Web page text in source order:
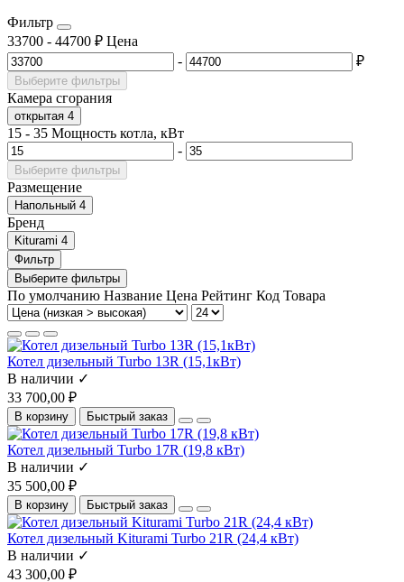
Фильтр
33700 - 44700 ₽ Цена
-
₽
Выберите фильтры
Камера сгорания
открытая 4
15 - 35 Мощность котла, кВт
-
Выберите фильтры
Размещение
Напольный 4
Бренд
Kiturami 4
Фильтр
Выберите фильтры
По умолчанию Название Цена Рейтинг Код Товара
Котел дизельный Turbo 13R (15,1кВт)
В наличии ✓
33 700,00 ₽
В корзину Быстрый заказ
Котел дизельный Turbo 17R (19,8 кВт)
В наличии ✓
35 500,00 ₽
В корзину Быстрый заказ
Котел дизельный Kiturami Turbo 21R (24,4 кВт)
В наличии ✓
43 300,00 ₽